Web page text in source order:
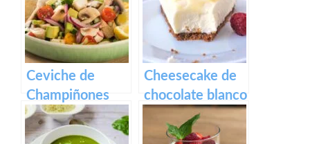
anacardos
Ceviche de
Champiñones
Cheesecake de
chocolate blanco